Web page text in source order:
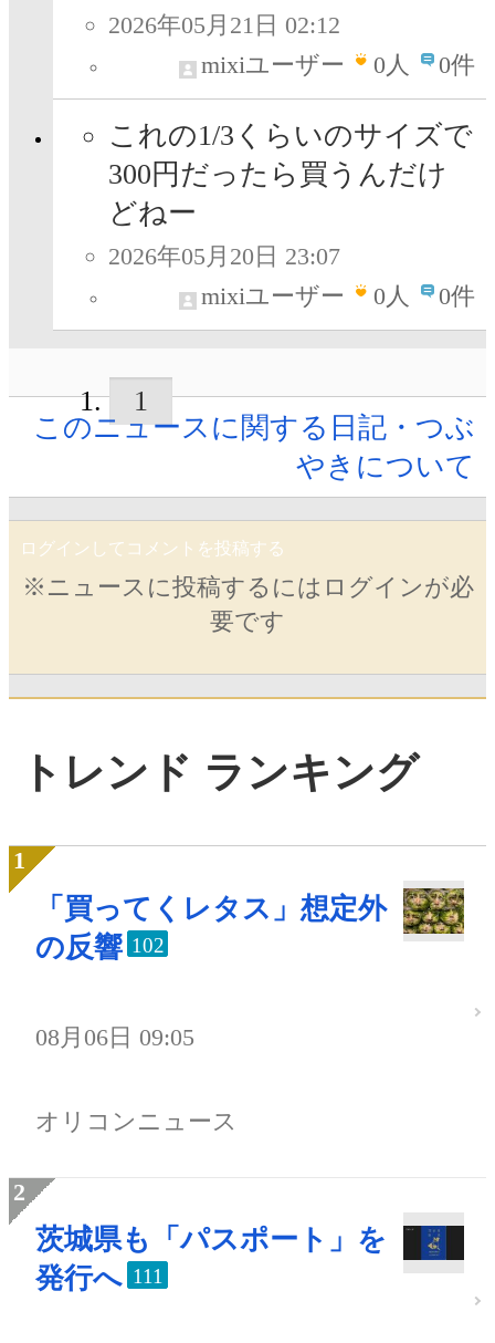
2026年05月21日 02:12
mixiユーザー
0人 0件
これの1/3くらいのサイズで
300円だったら買うんだけ
どねー
2026年05月20日 23:07
mixiユーザー
0人 0件
1
このニュースに関する日記・つぶ
やきについて
ログインしてコメントを投稿する
※ニュースに投稿するにはログインが必
要です
トレンド ランキング
「買ってくレタス」想定外
の反響 102
08月06日 09:05
オリコンニュース
茨城県も「パスポート」を
発行へ 111